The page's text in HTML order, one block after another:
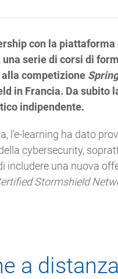
con la
serie di corsi di
competizione
in Francia. Da subito
indipendente.
l'e-learning ha dato
cybersecurity,
includere una nuova
Stormshield
a